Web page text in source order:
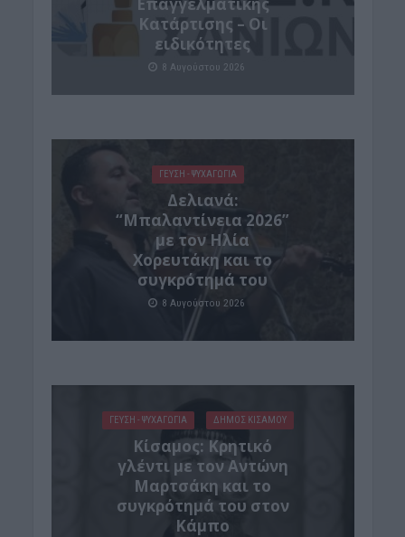
Κατάρτισης – Οι
ειδικότητες
8 Αυγούστου 2026
ΓΕΎΣΗ - ΨΥΧΑΓΩΓΊΑ
Δελιανά:
“Μπαλαντίνεια 2026”
με τον Ηλία
Χορευτάκη και το
συγκρότημά του
8 Αυγούστου 2026
ΓΕΎΣΗ - ΨΥΧΑΓΩΓΊΑ ΔΉΜΟΣ ΚΙΣΆΜΟΥ
Kίσαμος: Κρητικό
γλέντι με τον Αντώνη
Μαρτσάκη και το
συγκρότημά του στον
Κάμπο